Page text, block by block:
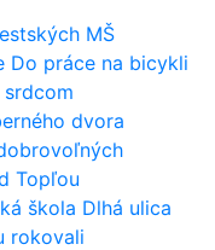
MŠ
Do práce na bicykli
dvora
Topľou
škola Dlhá ulica
rokovali